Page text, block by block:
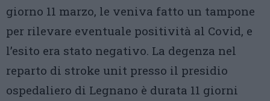
giorno 11 marzo, le veniva fatto un tampone
per rilevare eventuale positività al Covid, e
l’esito era stato negativo. La degenza nel
reparto di stroke unit presso il presidio
ospedaliero di Legnano è durata 11 giorni